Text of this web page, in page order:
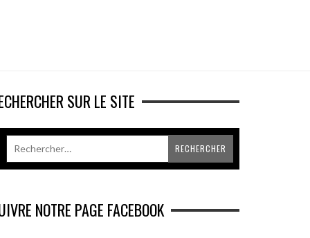
SUR LE SITE
NOTRE PAGE FACEBOOK